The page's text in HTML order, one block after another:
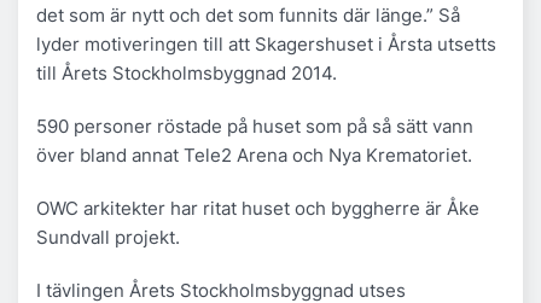
det som är nytt och det som funnits där länge.” Så
lyder motiveringen till att Skagershuset i Årsta utsetts
till Årets Stockholmsbyggnad 2014.
590 personer röstade på huset som på så sätt vann
över bland annat Tele2 Arena och Nya Krematoriet.
OWC arkitekter har ritat huset och byggherre är Åke
Sundvall projekt.
I tävlingen Årets Stockholmsbyggnad utses